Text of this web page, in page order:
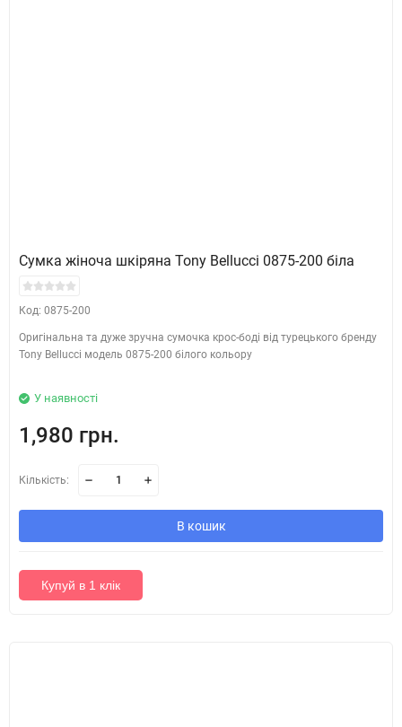
Сумка жіноча шкіряна Tony Bellucci 0875-200 біла
Код: 0875-200
Оригінальна та дуже зручна сумочка крос-боді від турецького бренду
Tony Bellucci модель 0875-200 білого кольору
У наявності
1,980 грн.
Кількість:
В кошик
Купуй в 1 клік